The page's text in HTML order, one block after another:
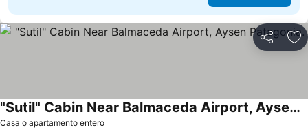
Compartir
Casa o apartamento entero
"Sutil" Cabin Near Balmaceda Airport, Aysen Patagonia.